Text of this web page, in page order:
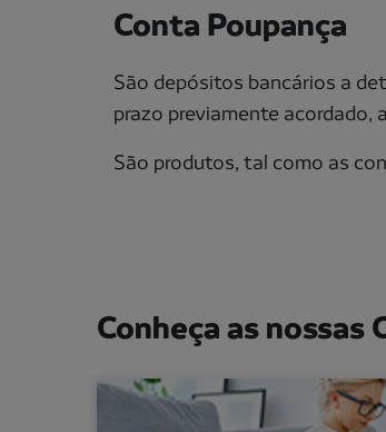
Conta Poupança
São depósitos bancários a
prazo previamente acordado,
São produtos, tal como as
Conheça as nossas